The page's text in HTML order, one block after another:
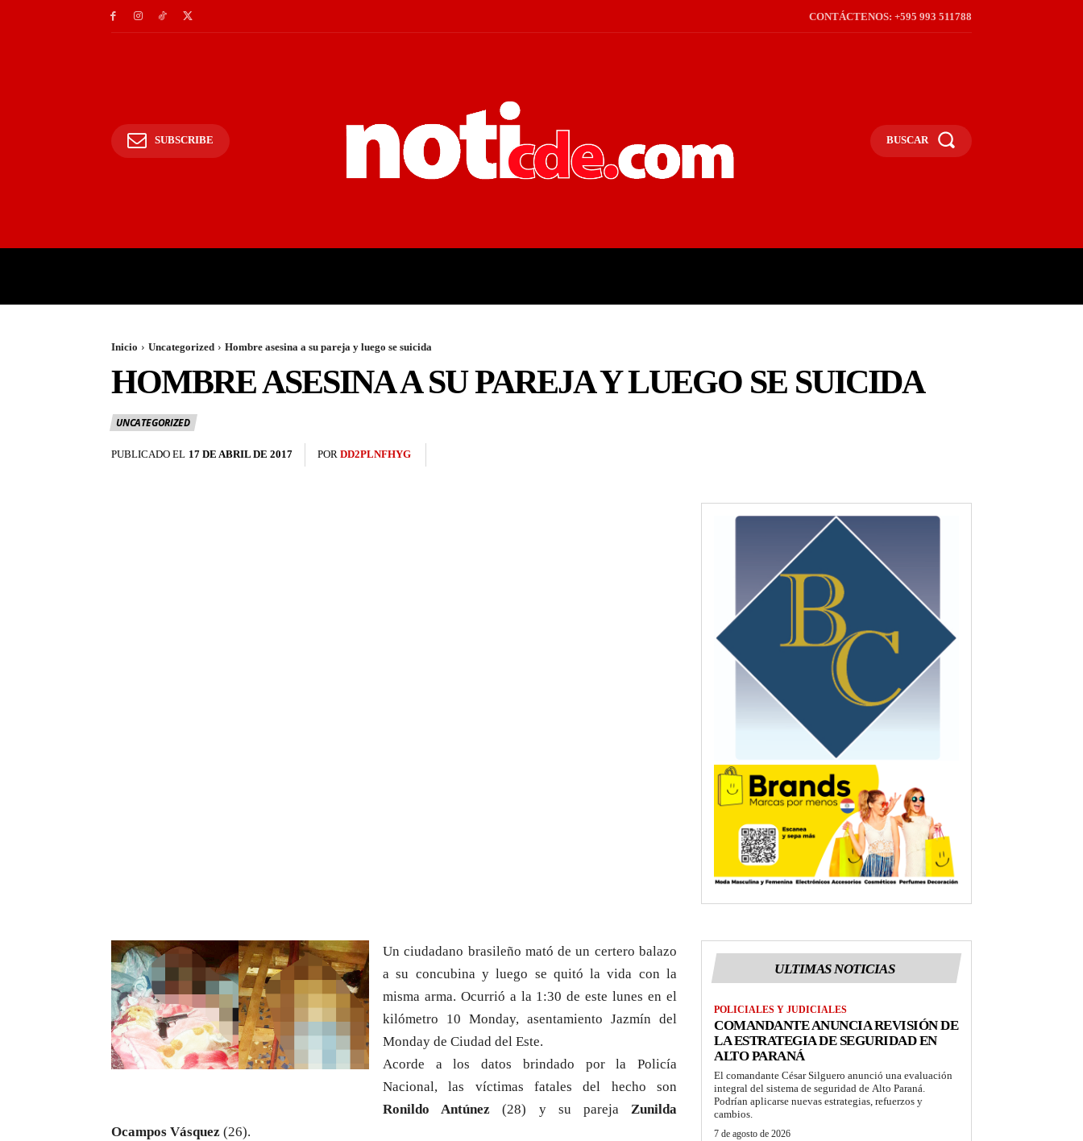
CONTÁCTENOS: +595 993 511788
SUBSCRIBE BUSCAR
Inicio Uncategorized Hombre asesina a su pareja y luego se suicida
HOMBRE ASESINA A SU PAREJA Y LUEGO SE SUICIDA
UNCATEGORIZED
PUBLICADO EL 17 DE ABRIL DE 2017 POR DD2PLNFHYG
Un ciudadano brasileño mató de un certero balazo
a su concubina y luego se quitó la vida con la
misma arma. Ocurrió a la 1:30 de este lunes en el
kilómetro 10 Monday, asentamiento Jazmín del
Monday de Ciudad del Este.
Acorde a los datos brindado por la Policía
Nacional, las víctimas fatales del hecho son
Ronildo Antúnez (28) y su parejaZunilda
Ocampos Vásquez (26).
ULTIMAS NOTICIAS
POLICIALES Y JUDICIALES
COMANDANTE ANUNCIA REVISIÓN DE
LA ESTRATEGIA DE SEGURIDAD EN
ALTO PARANÁ
El comandante César Silguero anunció una evaluación
integral del sistema de seguridad de Alto Paraná.
Podrían aplicarse nuevas estrategias, refuerzos y
cambios.
7 de agosto de 2026